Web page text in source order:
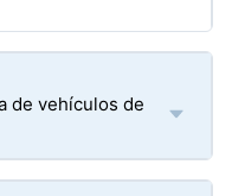
de vehículos de